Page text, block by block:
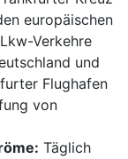
europäischen
Verkehre
und
Flughafen
von
Täglich